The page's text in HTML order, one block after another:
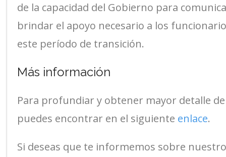
de la capacidad del Gobierno para
brindar el apoyo necesario a los
este período de transición.
Más información
Para profundiar y obtener mayor detalle
puedes encontrar en el siguiente enlace.
Si deseas que te informemos sobre